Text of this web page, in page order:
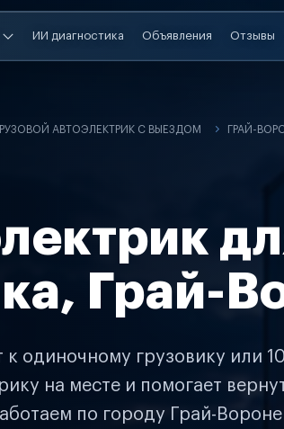
ИИ диагностика Объявления Отзывы
АВТОЭЛЕКТРИК С ВЫЕЗДОМ ГРАЙ-
Грай-
к одиночному грузовику или
на месте и помогает
по городу Грай-